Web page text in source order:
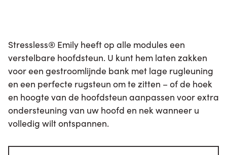
Stressless® Emily heeft op alle modules een
verstelbare hoofdsteun. U kunt hem laten zakken
voor een gestroomlijnde bank met lage rugleuning
en een perfecte rugsteun om te zitten – of de hoek
en hoogte van de hoofdsteun aanpassen voor extra
ondersteuning van uw hoofd en nek wanneer u
volledig wilt ontspannen.